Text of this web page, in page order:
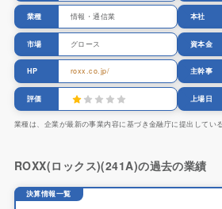
業種 情報・通信業
市場 グロース
HP roxx.co.jp/
評価
本社
資本金
主幹事
上場日
業種は、企業が最新の事業内容に基づき金融庁に提出してい
ROXX(ロックス)(241A)の過去の業績
決算情報一覧